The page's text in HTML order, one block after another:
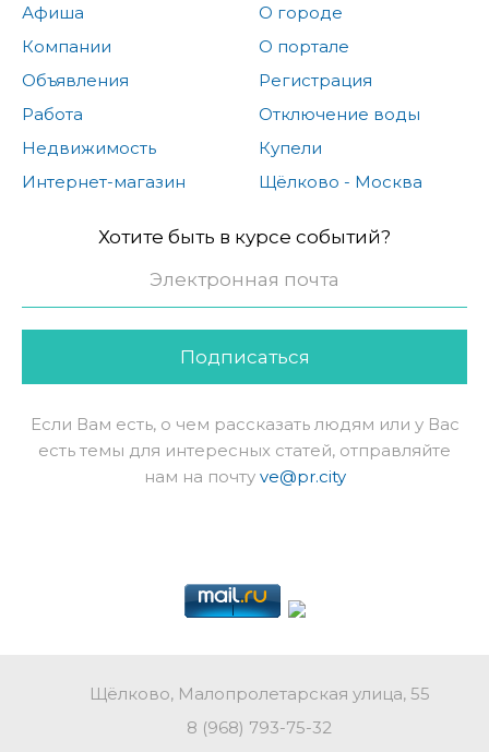
Афиша
Компании
Объявления
Работа
Недвижимость
Интернет-магазин
О городе
О портале
Регистрация
Отключение воды
Купели
Щёлково - Москва
Хотите быть в курсе событий?
Подписаться
Если Вам есть, о чем рассказать людям или у Вас
есть темы для интересных статей, отправляйте
нам на почту ve@pr.city
Щёлково, Малопролетарская улица, 55
8 (968) 793-75-32